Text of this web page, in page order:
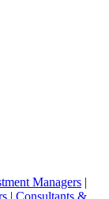
Managers |
| Consultants &